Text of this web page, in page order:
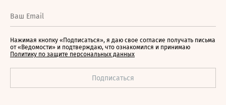
Нажимая кнопку «Подписаться», я даю свое согласие получать письма
от «Ведомости» и подтверждаю, что ознакомился и принимаю
Политику по защите персональных данных